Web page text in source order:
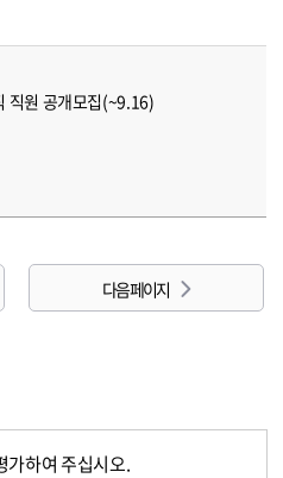
직원 공개모집(~9.16)
다음 페이지
가하여 주십시오.